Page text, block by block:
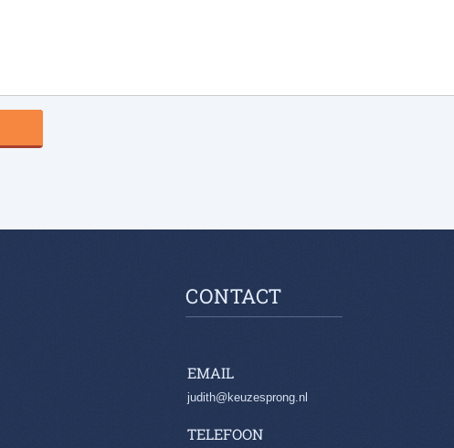
CONTACT
EMAIL
judith@keuzesprong.nl
TELEFOON